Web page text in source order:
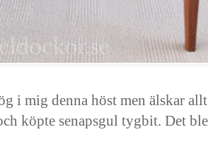
i mig denna höst men älskar
köpte senapsgul tygbit. Det